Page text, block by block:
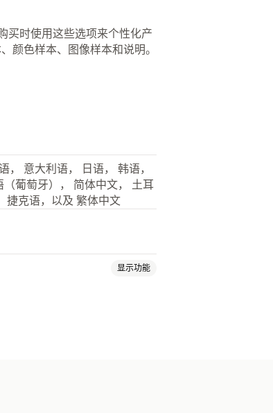
买时使用这些选项来个性化产
颜色样本、图像样本和说明。
意大利语， 日语， 韩语，
葡萄牙）， 简体中文， 土耳
捷克语，以及 繁体中文
显示功能